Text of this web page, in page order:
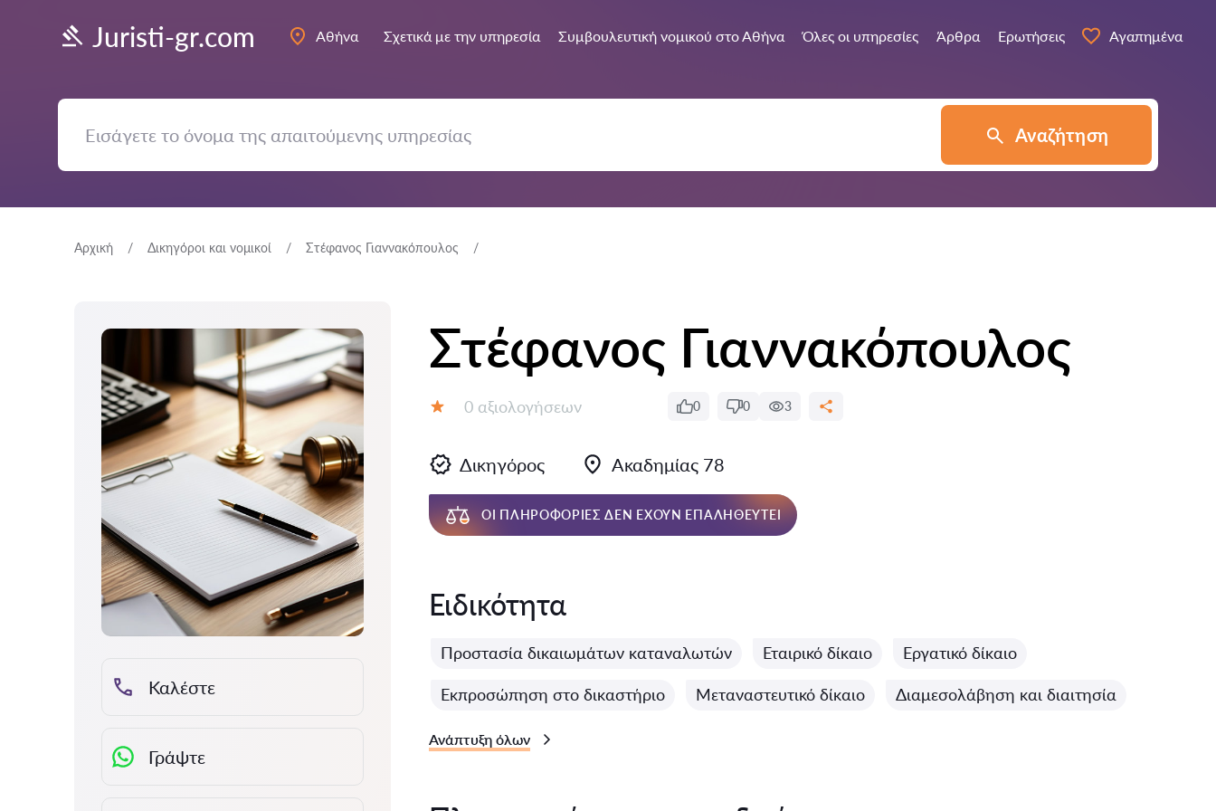
Juristi-gr.com Αθήνα Σχετικά με την υπηρεσία Συμβουλευτική νομικού στο Αθήνα Όλες οι υπηρεσίες Άρθρα Ερωτήσεις Αγαπημένα
Αναζήτηση
Αρχική Δικηγόροι και νομικοί Στέφανος Γιαννακόπουλος
Καλέστε
Γράψτε
Στέφανος Γιαννακόπουλος
Αξιολογήσεις:
0 αξιολογήσεων 0 0 3
Δικηγόρος Ακαδημίας 78
ΟΙ ΠΛΗΡΟΦΟΡΊΕΣ ΔΕΝ ΈΧΟΥΝ ΕΠΑΛΗΘΕΥΤΕΊ
Ειδικότητα
Προστασία δικαιωμάτων καταναλωτών Εταιρικό δίκαιο Εργατικό δίκαιο
Εκπροσώπηση στο δικαστήριο Μεταναστευτικό δίκαιο Διαμεσολάβηση και διαιτησία
Ανάπτυξη όλων